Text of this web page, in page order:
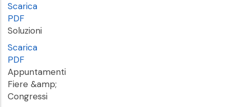
Scarica
PDF
Soluzioni
Scarica
PDF
Appuntamenti
Fiere &amp;
Congressi